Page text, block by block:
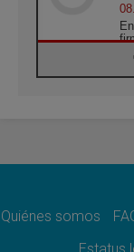
Quiénes somos